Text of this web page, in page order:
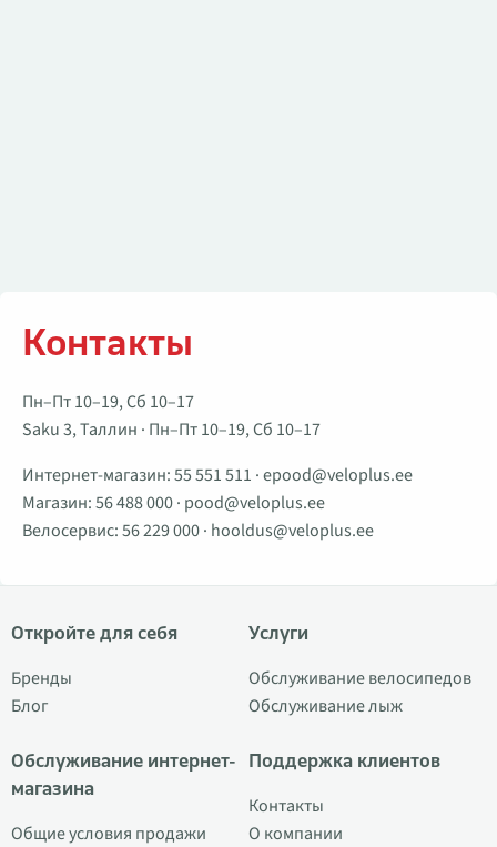
Контакты
Пн–Пт 10–19, Сб 10–17
Saku 3, Таллин · Пн–Пт 10–19, Сб 10–17
Интернет-магазин:55 551 511 ·epood@veloplus.ee
Магазин:56 488 000· pood@veloplus.ee
Велосервис:56 229 000· hooldus@veloplus.ee
Откройте для себя
Бренды
Блог
Обслуживание интернет-
магазина
Общие условия продажи
Услуги
Обслуживание велосипедов
Обслуживание лыж
Поддержка клиентов
Контакты
О компании